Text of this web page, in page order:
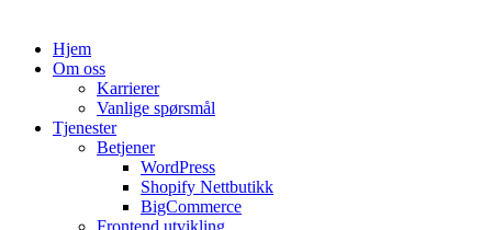
Hjem
Om oss
Karrierer
Vanlige spørsmål
Tjenester
Betjener
WordPress
Shopify Nettbutikk
BigCommerce
Frontend utvikling